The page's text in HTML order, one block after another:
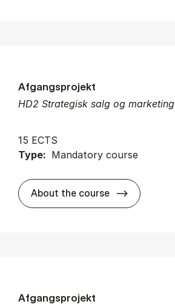
HD2 Strategisk salg og marketing
Afgangsprojekt
15 ECTS
Type: Mandatory course
About the course about
Afgangsprojekt